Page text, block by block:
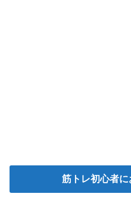
筋トレ初心者